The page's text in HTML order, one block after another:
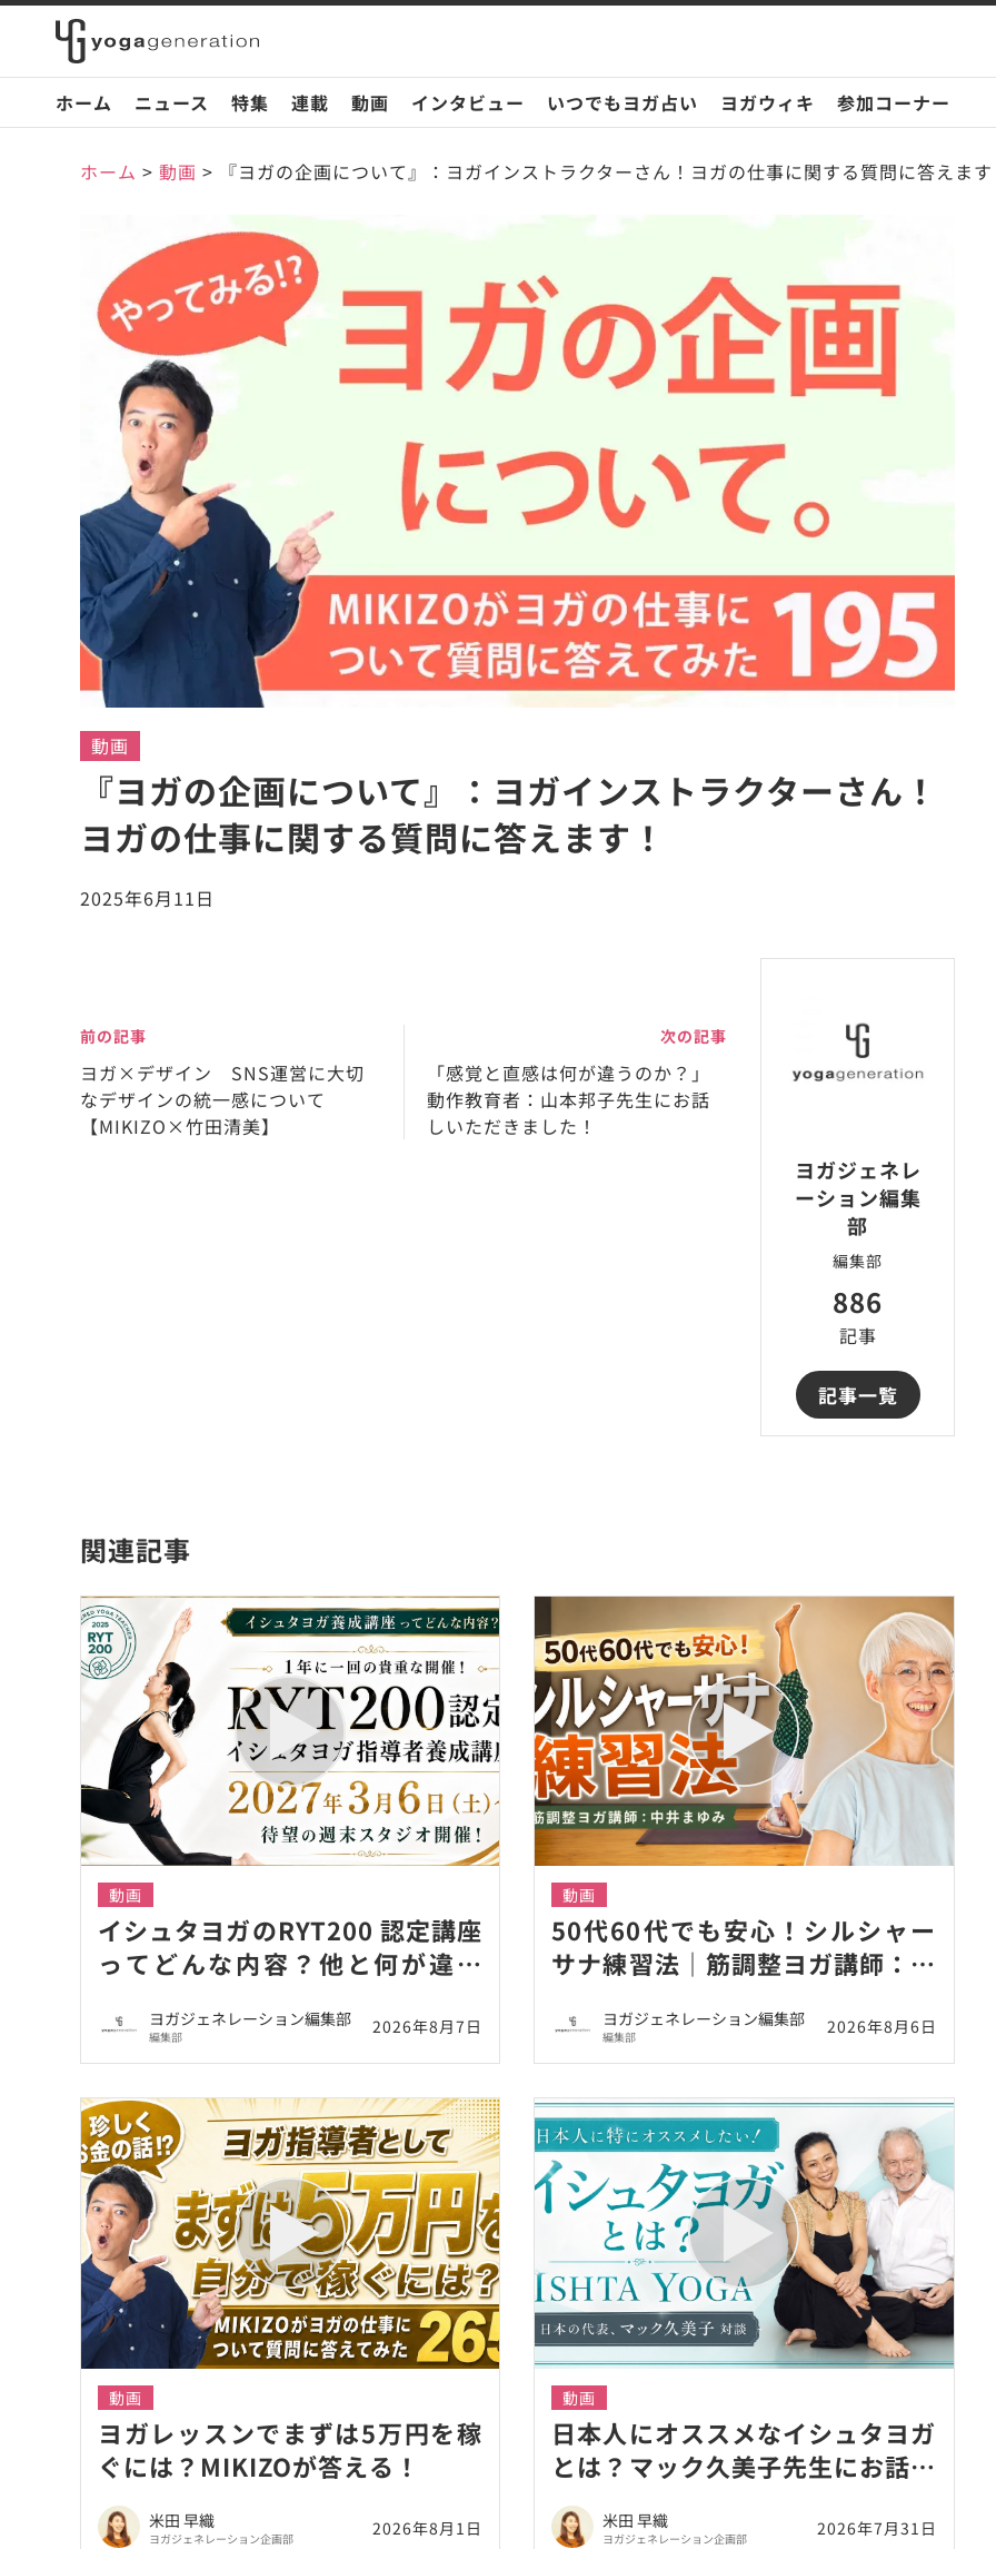
ホーム ニュース 特集 連載 動画 インタビュー いつでもヨガ占い ヨガウィキ 参加コーナー
ホーム > 動画 > 『ヨガの企画について』：ヨガインストラクターさん！ヨガの仕事に関する質問に答えま
動画
『ヨガの企画について』：ヨガインストラクターさん！
ヨガの仕事に関する質問に答えます！
2025年6月11日
前の記事
ヨガ×デザイン SNS運営に大切
なデザインの統一感について
【MIKIZO×竹田清美】
次の記事
「感覚と直感は何が違うのか？」
動作教育者：山本邦子先生にお話
しいただきました！
ヨガジェネレ
ーション編集
部
編集部
886
記事
記事一覧
関連記事
動画
イシュタヨガのRYT200 認定講座
ってどんな内容？他と何が違う
ヨガジェネレーション編集部
編集部 2026年8月7日
動画
50代60代でも安心！シルシャー
サナ練習法｜筋調整ヨガ講師：中
ヨガジェネレーション編集部
編集部 2026年8月6日
動画
ヨガレッスンでまずは5万円を稼
ぐには？MIKIZOが答える！
米田 早織
ヨガジェネレーション企画部 2026年8月1日
動画
日本人にオススメなイシュタヨガ
とは？マック久美子先生にお話を
聞いてみた。
米田 早織
ヨガジェネレーション企画部 2026年7月31日